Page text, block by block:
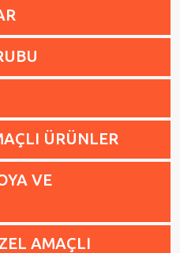
ÜRÜNLER
VE
AMAÇLI